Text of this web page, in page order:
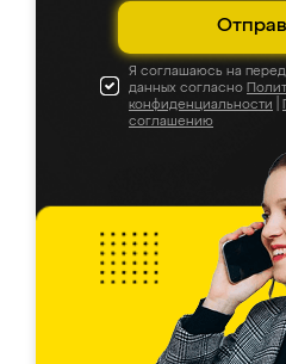
Я соглашаюсь на
данных согласно
конфиденциальности
соглашению